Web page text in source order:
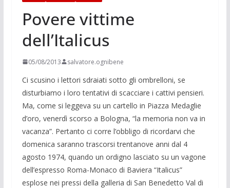
Povere vittime
dell’Italicus
05/08/2013 salvatore.ognibene
Ci scusino i lettori sdraiati sotto gli ombrelloni, se
disturbiamo i loro tentativi di scacciare i cattivi pensieri.
Ma, come si leggeva su un cartello in Piazza Medaglie
d’oro, venerdì scorso a Bologna, “la memoria non va in
vacanza”. Pertanto ci corre l’obbligo di ricordarvi che
domenica saranno trascorsi trentanove anni dal 4
agosto 1974, quando un ordigno lasciato su un vagone
dell’espresso Roma-Monaco di Baviera “Italicus”
esplose nei pressi della galleria di San Benedetto Val di